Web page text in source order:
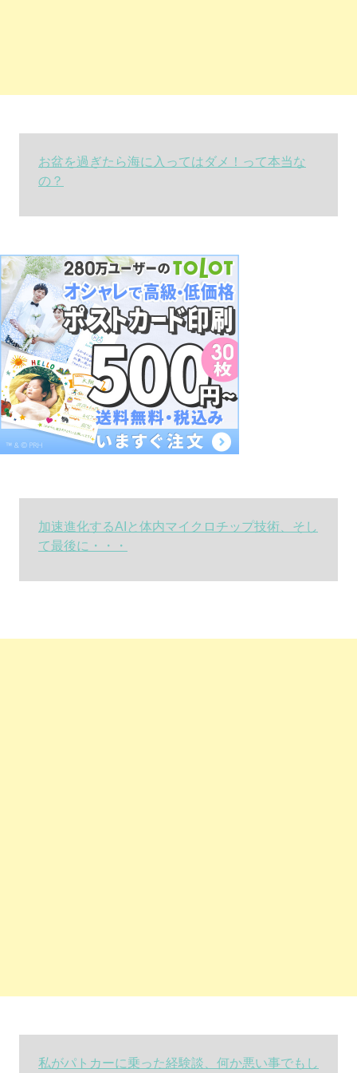
お盆を過ぎたら海に入ってはダメ！って本当な
の？
加速進化するAIと体内マイクロチップ技術、そし
て最後に・・・
私がパトカーに乗った経験談、何か悪い事でもし